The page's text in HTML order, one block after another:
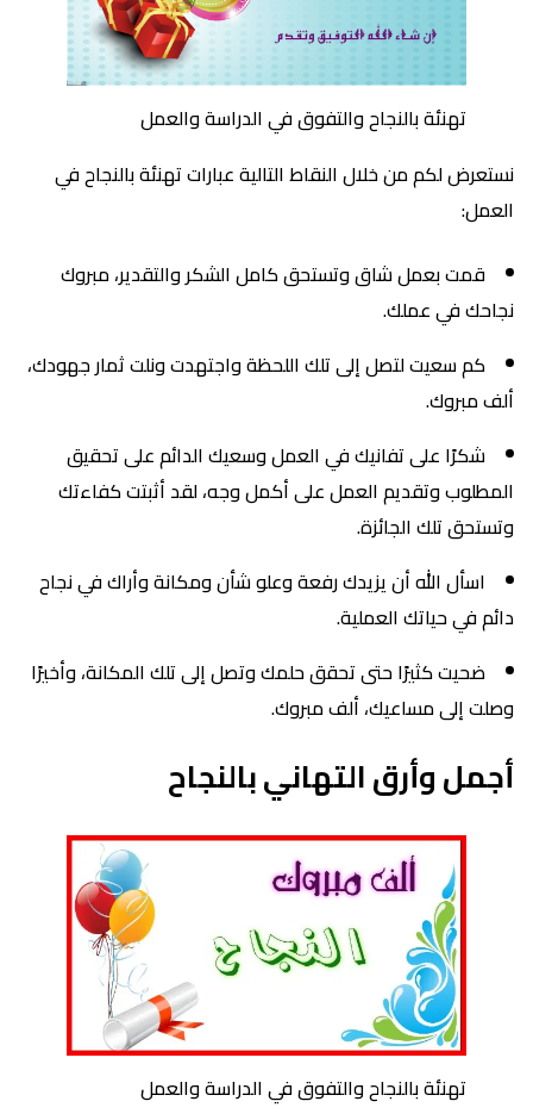
تهنئة بالنجاح والتفوق في الدراسة والعمل
نستعرض لكم من خلال النقاط التالية عبارات تهنئة بالنجاح في
العمل:
قمت بعمل شاق وتستحق كامل الشكر والتقدير، مبروك
نجاحك في عملك.
كم سعيت لتصل إلى تلك اللحظة واجتهدت ونلت ثمار جهودك،
ألف مبروك.
شكرًا على تفانيك في العمل وسعيك الدائم على تحقيق
المطلوب وتقديم العمل على أكمل وجه، لقد أثبتت كفاءتك
وتستحق تلك الجائزة.
اسأل الله أن يزيدك رفعة وعلو شأن ومكانة وأراك في نجاح
دائم في حياتك العملية.
ضحيت كثيرًا حتى تحقق حلمك وتصل إلى تلك المكانة، وأخيرًا
وصلت إلى مساعيك، ألف مبروك.
أجمل وأرق التهاني بالنجاح
تهنئة بالنجاح والتفوق في الدراسة والعمل